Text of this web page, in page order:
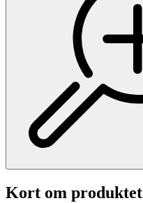
Kort om produktet